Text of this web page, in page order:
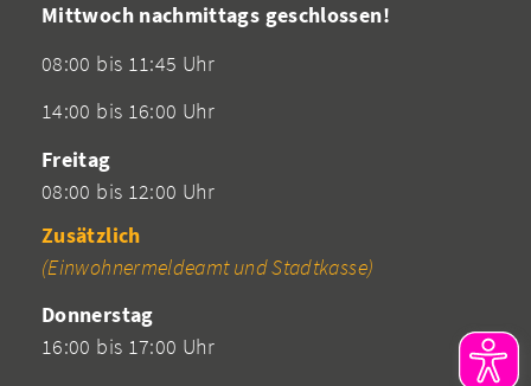
Mittwoch nachmittags geschlossen!
08:00 bis 11:45 Uhr
14:00 bis 16:00 Uhr
Freitag
08:00 bis 12:00 Uhr
Zusätzlich
(Einwohnermeldeamt und Stadtkasse)
Donnerstag
16:00 bis 17:00 Uhr